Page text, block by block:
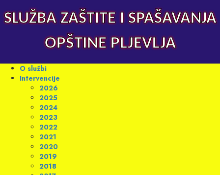
to
content
SLUŽBA ZAŠTITE I SPAŠAVANJA
OPŠTINE PLJEVLJA
Primary
Menu
O službi
Intervencije
2026
2025
2024
2023
2022
2021
2020
2019
2018